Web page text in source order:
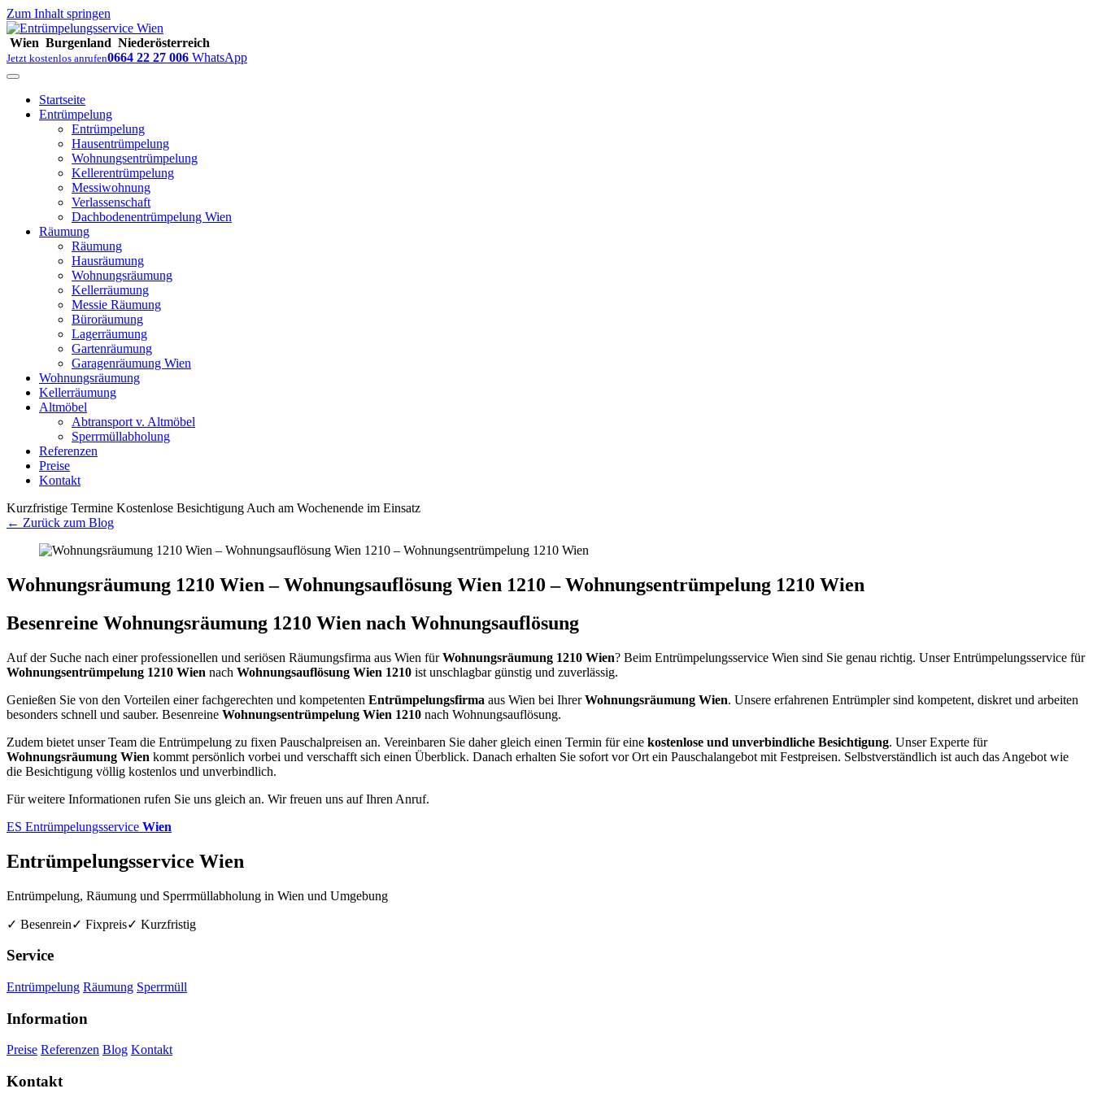
Zum Inhalt springen
Wien Burgenland Niederösterreich
Jetzt kostenlos anrufen0664 22 27 006 WhatsApp
Startseite
Entrümpelung
Entrümpelung
Hausentrümpelung
Wohnungsentrümpelung
Kellerentrümpelung
Messiwohnung
Verlassenschaft
Dachbodenentrümpelung Wien
Räumung
Räumung
Hausräumung
Wohnungsräumung
Kellerräumung
Messie Räumung
Büroräumung
Lagerräumung
Gartenräumung
Garagenräumung Wien
Wohnungsräumung
Kellerräumung
Altmöbel
Abtransport v. Altmöbel
Sperrmüllabholung
Referenzen
Preise
Kontakt
Kurzfristige Termine Kostenlose Besichtigung Auch am Wochenende im Einsatz
← Zurück zum Blog
Wohnungsräumung 1210 Wien – Wohnungsauflösung Wien 1210 – Wohnungsentrümpelung 1210 Wien
Besenreine Wohnungsräumung 1210 Wien nach Wohnungsauflösung
Auf der Suche nach einer professionellen und seriösen Räumungsfirma aus Wien fürWohnungsräumung 1210 Wien? Beim Entrümpelungsservice Wien sind Sie genau richtig. Unser Entrümpelungsservice für
Wohnungsentrümpelung 1210 Wien nach Wohnungsauflösung Wien 1210 ist unschlagbar günstig und zuverlässig.
Genießen Sie von den Vorteilen einer fachgerechten und kompetenten Entrümpelungsfirma aus Wien bei IhrerWohnungsräumung Wien. Unsere erfahrenen Entrümpler sind kompetent, diskret und arbeiten
besonders schnell und sauber. Besenreine Wohnungsentrümpelung Wien 1210 nach Wohnungsauflösung.
Zudem bietet unser Team die Entrümpelung zu fixen Pauschalpreisen an. Vereinbaren Sie daher gleich einen Termin für eine kostenlose und unverbindliche Besichtigung. Unser Experte für
Wohnungsräumung Wien kommt persönlich vorbei und verschafft sich einen Überblick. Danach erhalten Sie sofort vor Ort ein Pauschalangebot mit Festpreisen. Selbstverständlich ist auch das Angebot wie
die Besichtigung völlig kostenlos und unverbindlich.
Für weitere Informationen rufen Sie uns gleich an. Wir freuen uns auf Ihren Anruf.
ES Entrümpelungsservice Wien
Entrümpelungsservice Wien
Entrümpelung, Räumung und Sperrmüllabholung in Wien und Umgebung
✓ Besenrein✓ Fixpreis✓ Kurzfristig
Service
Entrümpelung Räumung Sperrmüll
Information
Preise Referenzen Blog Kontakt
Kontakt